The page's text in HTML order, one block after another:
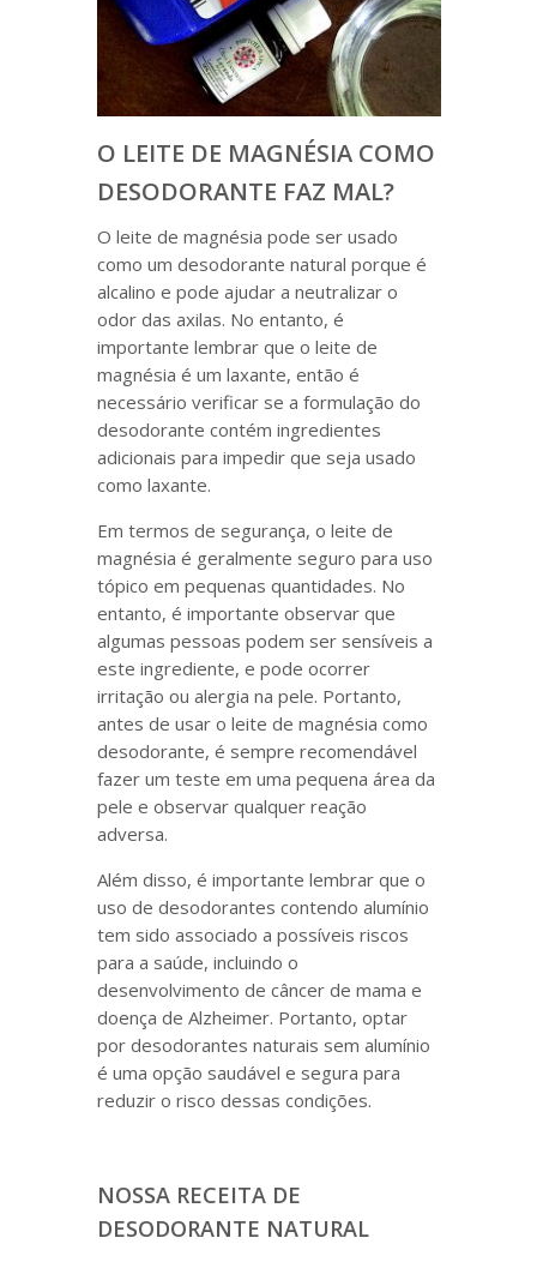
O LEITE DE MAGNÉSIA COMO
DESODORANTE FAZ MAL?
O leite de magnésia pode ser usado
como um desodorante natural porque é
alcalino e pode ajudar a neutralizar o
odor das axilas. No entanto, é
importante lembrar que o leite de
magnésia é um laxante, então é
necessário verificar se a formulação do
desodorante contém ingredientes
adicionais para impedir que seja usado
como laxante.
Em termos de segurança, o leite de
magnésia é geralmente seguro para uso
tópico em pequenas quantidades. No
entanto, é importante observar que
algumas pessoas podem ser sensíveis a
este ingrediente, e pode ocorrer
irritação ou alergia na pele. Portanto,
antes de usar o leite de magnésia como
desodorante, é sempre recomendável
fazer um teste em uma pequena área da
pele e observar qualquer reação
adversa.
Além disso, é importante lembrar que o
uso de desodorantes contendo alumínio
tem sido associado a possíveis riscos
para a saúde, incluindo o
desenvolvimento de câncer de mama e
doença de Alzheimer. Portanto, optar
por desodorantes naturais sem alumínio
é uma opção saudável e segura para
reduzir o risco dessas condições.
NOSSA RECEITA DE
DESODORANTE NATURAL